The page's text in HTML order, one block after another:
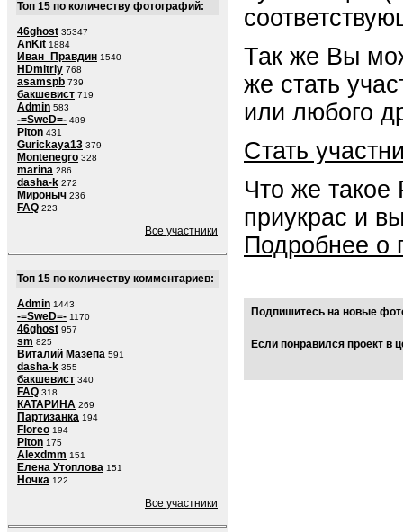
Топ 15 по количеству фотографий:
46ghost 35347
AnKit 1884
Иван_Правдин 1540
HDmitriy 768
asamspb 739
бакшевист 719
Admin 583
-=SweD=- 489
Piton 431
Gurickaya13 379
Montenegro 328
marina 286
dasha-k 272
Мироныч 236
FAQ 223
Все участники
Топ 15 по количеству комментариев:
Admin 1443
-=SweD=- 1170
46ghost 957
sm 825
Виталий Мазепа 591
dasha-k 355
бакшевист 340
FAQ 318
КАТАРИНА 269
Партизанка 194
Floreo 194
Piton 175
Alexdmm 151
Елена Утоплова 151
Ночка 122
Все участники
Так же Вы
же стать
или любого
Стать
Что же такое
приукрас и
Подробнее о
Подпишитесь на новые
Если понравился проект в